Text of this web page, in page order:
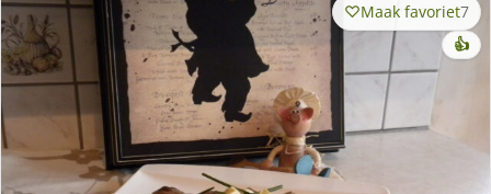
Maak favoriet7
👍